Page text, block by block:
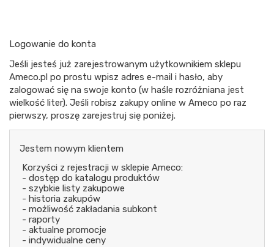
Logowanie do konta
Jeśli jesteś już zarejestrowanym użytkownikiem sklepu
Ameco.pl po prostu wpisz adres e-mail i hasło, aby
zalogować się na swoje konto (w haśle rozróżniana jest
wielkość liter). Jeśli robisz zakupy online w Ameco po raz
pierwszy, proszę zarejestruj się poniżej.
Jestem nowym klientem
Korzyści z rejestracji w sklepie Ameco:
- dostęp do katalogu produktów
- szybkie listy zakupowe
- historia zakupów
- możliwość zakładania subkont
- raporty
- aktualne promocje
- indywidualne ceny